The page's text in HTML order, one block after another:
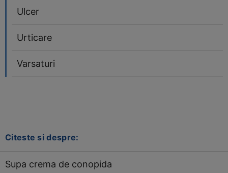
Ulcer
Urticare
Varsaturi
Citeste si despre:
Supa crema de conopida